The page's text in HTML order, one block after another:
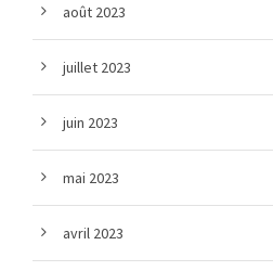
août 2023
juillet 2023
juin 2023
mai 2023
avril 2023